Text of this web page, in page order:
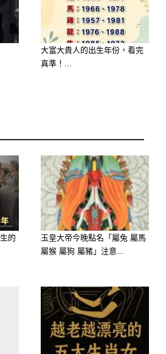
許願時說得越具體越
清楚！
積中，尤其這一天能量
天心情放輕鬆，多做善
找上門！
完喝一口平安茶，有助
大富大貴人的出生年份，看完
真準！...
的
玉皇大帝今晚點名「屬兔 屬馬
屬猴 屬狗 屬豬」注意...